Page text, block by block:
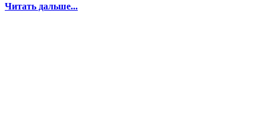
Читать дальше...